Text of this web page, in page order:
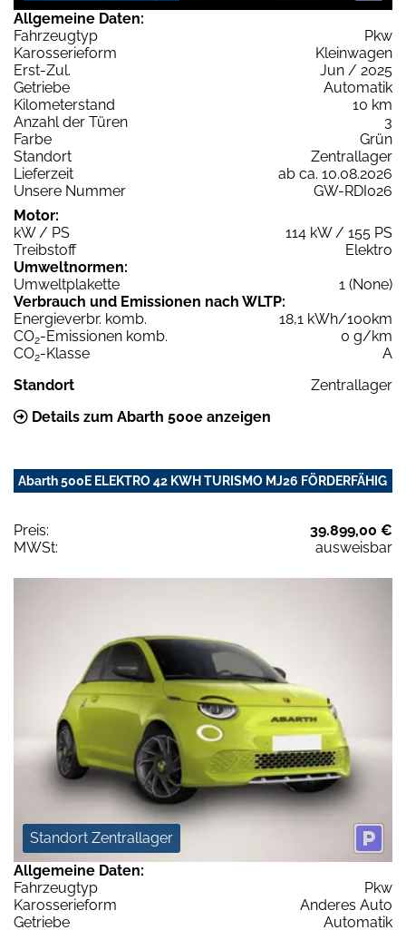
Allgemeine Daten:
Fahrzeugtyp
Pkw
Karosserieform
Kleinwagen
Erst-Zul.
Jun / 2025
Getriebe
Automatik
Kilometerstand
10 km
Anzahl der Türen
3
Farbe
Grün
Standort
Zentrallager
Lieferzeit
ab ca. 10.08.2026
Unsere Nummer
GW-RDI026
Motor:
kW / PS
114 kW / 155 PS
Treibstoff
Elektro
Umweltnormen:
Umweltplakette
1 (None)
Verbrauch und Emissionen nach WLTP:
Energieverbr. komb.
18,1 kWh/100km
CO2-Emissionen komb.
0 g/km
CO2-Klasse
A
Standort
Zentrallager
Details zum Abarth 500e anzeigen
Abarth 500E ELEKTRO 42 KWH TURISMO MJ26 FÖRDERFÄHIG
Preis:
39.899,00 €
MWSt:
ausweisbar
Standort Zentrallager
Allgemeine Daten:
Fahrzeugtyp
Pkw
Karosserieform
Anderes Auto
Getriebe
Automatik